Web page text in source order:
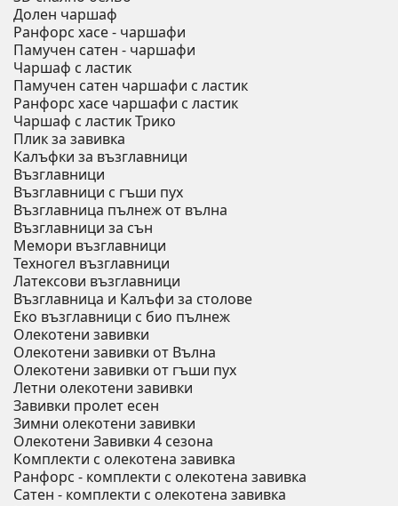
Долен чаршаф
Ранфорс хасе - чаршафи
Памучен сатен - чаршафи
Чаршаф с ластик
Памучен сатен чаршафи с ластик
Ранфорс хасе чаршафи с ластик
Чаршаф с ластик Трико
Плик за завивкa
Калъфки за възглавници
Възглавници
Възглавници с гъши пух
Възглавница пълнеж от вълна
Възглавници за сън
Мемори възглавници
Техногел възглавници
Латексови възглавници
Възглавница и Калъфи за столове
Еко възглавници с био пълнеж
Олекотени завивки
Олекотени завивки от Вълна
Олекотени завивки от гъши пух
Летни олекотени завивки
Завивки пролет есен
Зимни олекотени завивки
Олекотени Завивки 4 сезона
Комплекти с олекотена завивка
Ранфорс - комплекти с олекотена завивка
Сатен - комплекти с олекотена завивка